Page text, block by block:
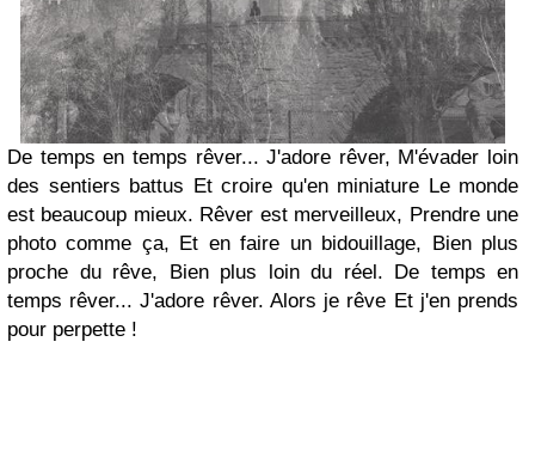
De temps en temps rêver... J'adore rêver, M'évader loin
des sentiers battus Et croire qu'en miniature Le monde
est beaucoup mieux. Rêver est merveilleux, Prendre une
photo comme ça, Et en faire un bidouillage, Bien plus
proche du rêve, Bien plus loin du réel. De temps en
temps rêver... J'adore rêver. Alors je rêve Et j'en prends
pour perpette !